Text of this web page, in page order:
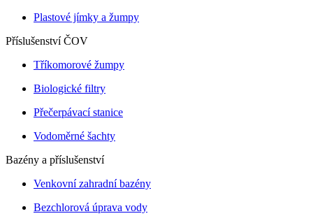
Plastové jímky a žumpy
Příslušenství ČOV
Tříkomorové žumpy
Biologické filtry
Přečerpávací stanice
Vodoměrné šachty
Bazény a příslušenství
Venkovní zahradní bazény
Bezchlorová úprava vody